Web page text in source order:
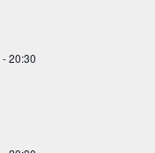
-20:30